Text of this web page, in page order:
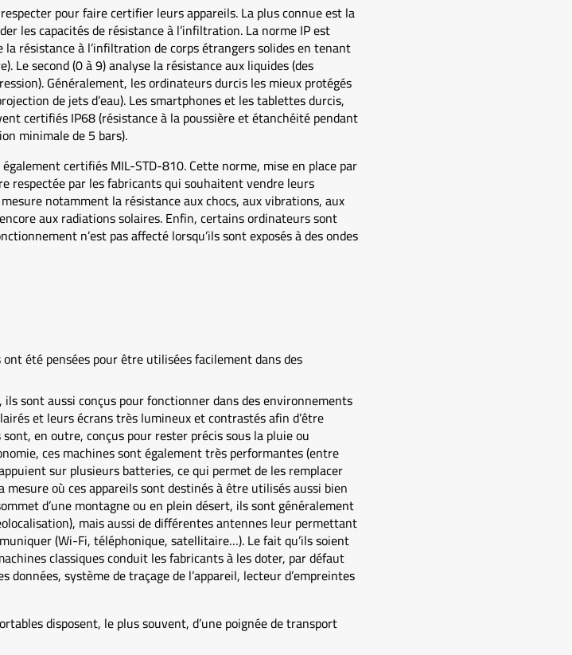
pour faire certifier leurs appareils. La plus connue est la
les capacités de résistance à l’infiltration. La norme IP est
résistance à l’infiltration de corps étrangers solides en tenant
Le second (0 à 9) analyse la résistance aux liquides (des
Généralement, les ordinateurs durcis les mieux protégés
de jets d’eau). Les smartphones et les tablettes durcis,
certifiés IP68 (résistance à la poussière et étanchéité pendant
minimale de 5 bars).
certifiés MIL-STD-810. Cette norme, mise en place par
respectée par les fabricants qui souhaitent vendre leurs
notamment la résistance aux chocs, aux vibrations, aux
aux radiations solaires. Enfin, certains ordinateurs sont
n’est pas affecté lorsqu’ils sont exposés à des ondes
été pensées pour être utilisées facilement dans des
sont aussi conçus pour fonctionner dans des environnements
et leurs écrans très lumineux et contrastés afin d’être
en outre, conçus pour rester précis sous la pluie ou
ces machines sont également très performantes (entre
sur plusieurs batteries, ce qui permet de les remplacer
où ces appareils sont destinés à être utilisés aussi bien
d’une montagne ou en plein désert, ils sont généralement
mais aussi de différentes antennes leur permettant
(Wi-Fi, téléphonique, satellitaire…). Le fait qu’ils soient
classiques conduit les fabricants à les doter, par défaut
système de traçage de l’appareil, lecteur d’empreintes
disposent, le plus souvent, d’une poignée de transport